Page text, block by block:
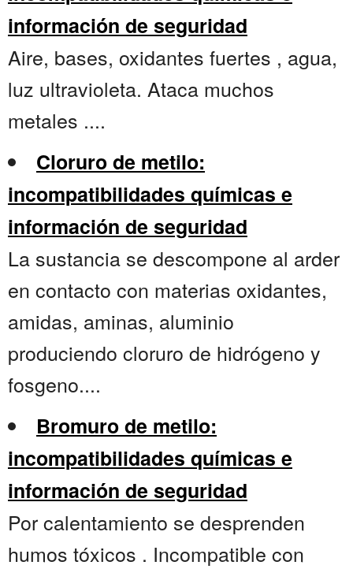
información de seguridad
Aire, bases, oxidantes fuertes , agua,
luz ultravioleta. Ataca muchos
metales ....
Cloruro de metilo:
incompatibilidades químicas e
información de seguridad
La sustancia se descompone al arder
en contacto con materias oxidantes,
amidas, aminas, aluminio
produciendo cloruro de hidrógeno y
fosgeno....
Bromuro de metilo:
incompatibilidades químicas e
información de seguridad
Por calentamiento se desprenden
humos tóxicos . Incompatible con